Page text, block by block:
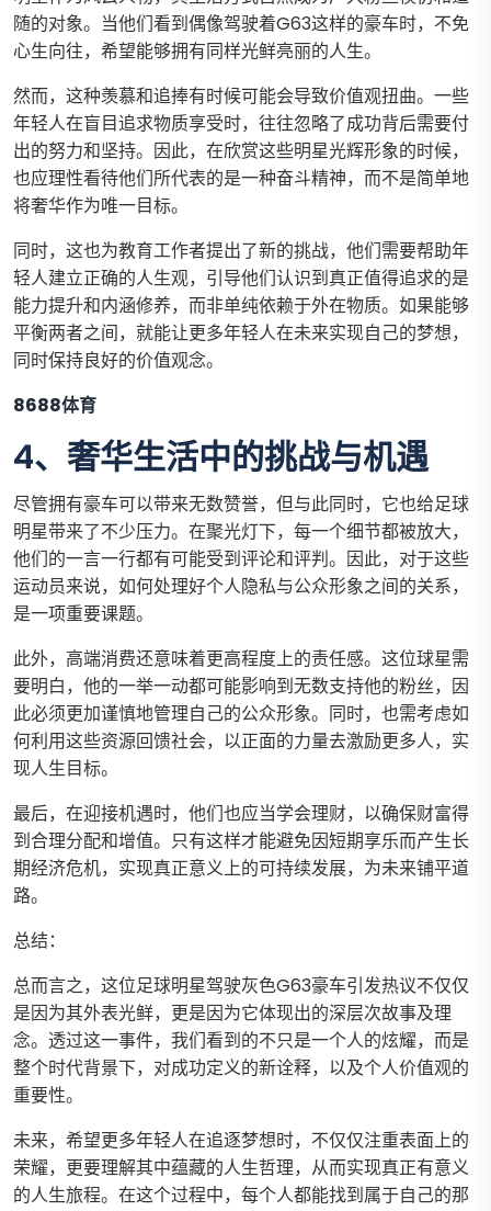
随的对象。当他们看到偶像驾驶着G63这样的豪车时，不免
心生向往，希望能够拥有同样光鲜亮丽的人生。
然而，这种羡慕和追捧有时候可能会导致价值观扭曲。一些
年轻人在盲目追求物质享受时，往往忽略了成功背后需要付
出的努力和坚持。因此，在欣赏这些明星光辉形象的时候，
也应理性看待他们所代表的是一种奋斗精神，而不是简单地
将奢华作为唯一目标。
同时，这也为教育工作者提出了新的挑战，他们需要帮助年
轻人建立正确的人生观，引导他们认识到真正值得追求的是
能力提升和内涵修养，而非单纯依赖于外在物质。如果能够
平衡两者之间，就能让更多年轻人在未来实现自己的梦想，
同时保持良好的价值观念。
8688体育
4、奢华生活中的挑战与机遇
尽管拥有豪车可以带来无数赞誉，但与此同时，它也给足球
明星带来了不少压力。在聚光灯下，每一个细节都被放大，
他们的一言一行都有可能受到评论和评判。因此，对于这些
运动员来说，如何处理好个人隐私与公众形象之间的关系，
是一项重要课题。
此外，高端消费还意味着更高程度上的责任感。这位球星需
要明白，他的一举一动都可能影响到无数支持他的粉丝，因
此必须更加谨慎地管理自己的公众形象。同时，也需考虑如
何利用这些资源回馈社会，以正面的力量去激励更多人，实
现人生目标。
最后，在迎接机遇时，他们也应当学会理财，以确保财富得
到合理分配和增值。只有这样才能避免因短期享乐而产生长
期经济危机，实现真正意义上的可持续发展，为未来铺平道
路。
总结：
总而言之，这位足球明星驾驶灰色G63豪车引发热议不仅仅
是因为其外表光鲜，更是因为它体现出的深层次故事及理
念。透过这一事件，我们看到的不只是一个人的炫耀，而是
整个时代背景下，对成功定义的新诠释，以及个人价值观的
重要性。
未来，希望更多年轻人在追逐梦想时，不仅仅注重表面上的
荣耀，更要理解其中蕴藏的人生哲理，从而实现真正有意义
的人生旅程。在这个过程中，每个人都能找到属于自己的那